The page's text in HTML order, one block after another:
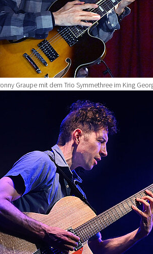
Graupe mit dem Trio Symmethree im King
for: